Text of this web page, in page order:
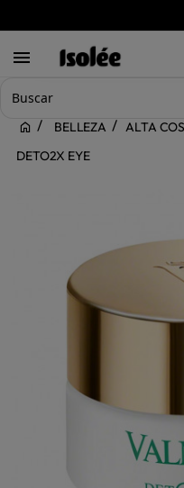

BELLEZA ALTA
DETO2X EYE